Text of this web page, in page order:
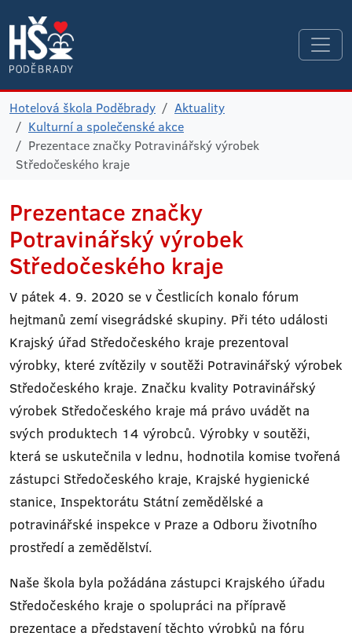
Hotelová škola Poděbrady
Aktuality
Kulturní a společenské akce
Prezentace značky Potravinářský výrobek
Středočeského kraje
Prezentace značky
Potravinářský výrobek
Středočeského kraje
V pátek 4. 9. 2020 se v Čestlicích konalo fórum
hejtmanů zemí visegrádské skupiny. Při této události
Krajský úřad Středočeského kraje prezentoval
výrobky, které zvítězily v soutěži Potravinářský výrobek
Středočeského kraje. Značku kvality Potravinářský
výrobek Středočeského kraje má právo uvádět na
svých produktech 14 výrobců. Výrobky v soutěži,
která se uskutečnila v lednu, hodnotila komise tvořená
zástupci Středočeského kraje, Krajské hygienické
stanice, Inspektorátu Státní zemědělské a
potravinářské inspekce v Praze a Odboru životního
prostředí a zemědělství.
Naše škola byla požádána zástupci Krajského úřadu
Středočeského kraje o spolupráci na přípravě
prezentace a představení těchto výrobků na fóru